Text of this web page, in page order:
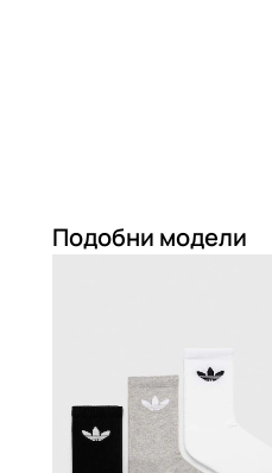
Подобни модели